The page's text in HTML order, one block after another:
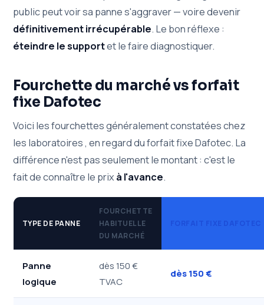
public peut voir sa panne s'aggraver — voire devenir
définitivement irrécupérable. Le bon réflexe :
éteindre le supportet le faire diagnostiquer.
Fourchette du marché vs forfait
fixe Dafotec
Voici les fourchettes généralement constatées chez
les laboratoires , en regard du forfait fixe Dafotec. La
différence n'est pas seulement le montant : c'est le
fait de connaître le prix à l'avance.
TYPE DE PANNE
FOURCHETTE
HABITUELLE
DU MARCHÉ
Panne
logique
dès 150 €
TVAC
dès 150 €